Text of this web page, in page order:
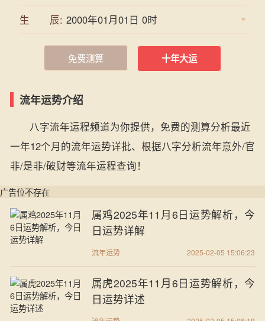
生 辰:
免费测算 十年大运
流年运势介绍
八字流年运程频道为你提供，免费的测算分析最近
一年12个月的流年运势详批、根据八字分析流年意外/官
非/是非/破财等流年运程查询！
广告位不存在
属鸡2025年11月6日运势解析，今
日运势详解
流年运势 2025-02-05 15:06:23
属虎2025年11月6日运势解析，今
日运势详述